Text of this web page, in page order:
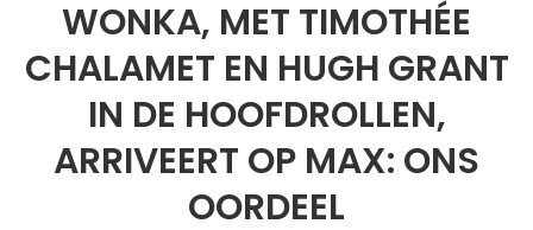
WONKA, MET TIMOTHÉE
CHALAMET EN HUGH GRANT
IN DE HOOFDROLLEN,
ARRIVEERT OP MAX: ONS
OORDEEL